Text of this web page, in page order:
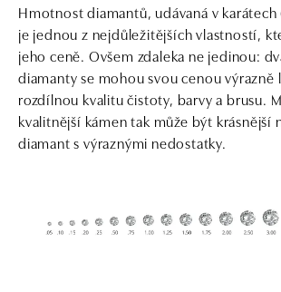
Hmotnost diamantů, udávaná v karátech
je jednou z nejdůležitějších vlastností,
jeho ceně. Ovšem zdaleka ne jedinou:
diamanty se mohou svou cenou
rozdílnou kvalitu čistoty, barvy a brusu.
kvalitnější kámen tak může být krásnější
diamant s výraznými nedostatky.